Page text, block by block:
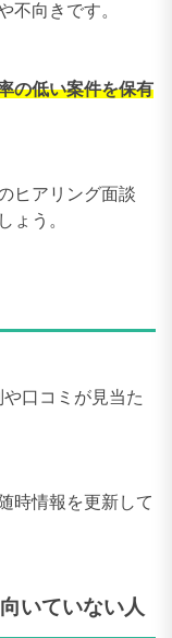
不向きです。
の低い案件を保有
ヒアリング面談
ょう。
口コミが見当た
時情報を更新して
いていない人